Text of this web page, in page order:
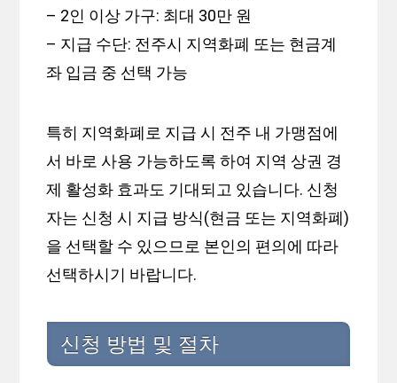
– 2인 이상 가구: 최대 30만 원
– 지급 수단: 전주시 지역화폐 또는 현금계
좌 입금 중 선택 가능
특히 지역화폐로 지급 시 전주 내 가맹점에
서 바로 사용 가능하도록 하여 지역 상권 경
제 활성화 효과도 기대되고 있습니다. 신청
자는 신청 시 지급 방식(현금 또는 지역화폐)
을 선택할 수 있으므로 본인의 편의에 따라
선택하시기 바랍니다.
신청 방법 및 절차